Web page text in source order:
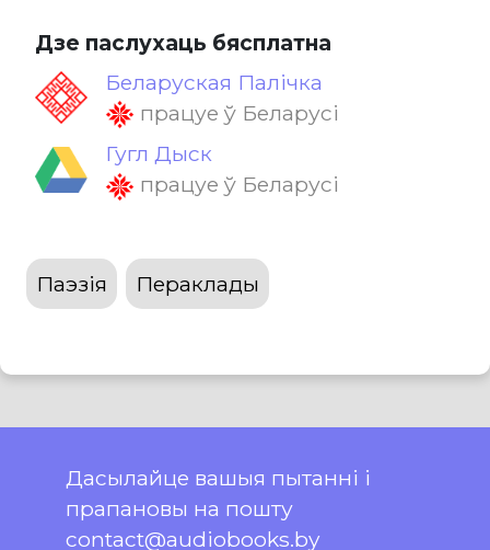
Дзе паслухаць бясплатна
Беларуская Палічка
працуе ў Беларусі
Гугл Дыск
працуе ў Беларусі
Паэзія Пераклады
Дасылайце вашыя пытанні і
прапановы на пошту
contact@audiobooks.by